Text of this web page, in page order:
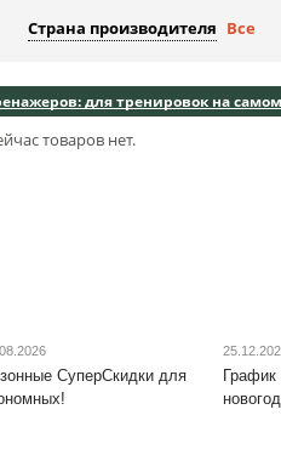
Страна производителя Все
для тренировок на
товаров нет.
СуперСкидки для
График